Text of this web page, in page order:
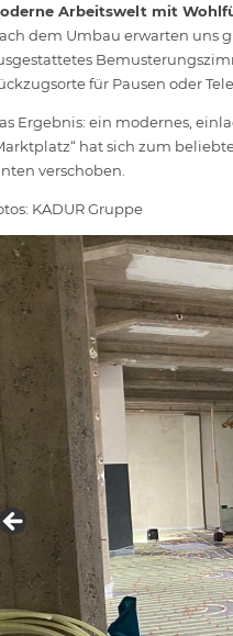
Arbeitswelt mit
dem Umbau erwarten uns
für Pausen oder
Ergebnis: ein modernes,
hat sich zum
verschoben.
KADUR Gruppe